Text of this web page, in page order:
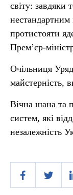
світу: завдяки
протистояти
Прем’єр-
Очільниця
майстерність,
Вічна шана та
систем, які
незалежність